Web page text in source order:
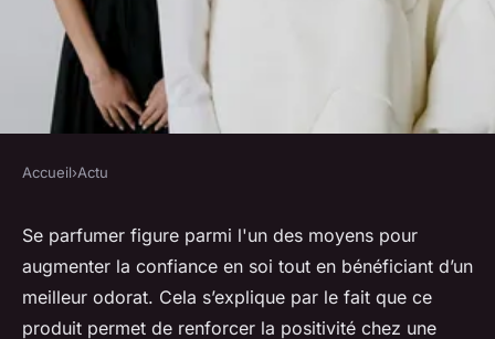
Quelques informations
précieuses à connaître sur le
parfum ameerat al arab
Accueil›Actu
Se parfumer figure parmi l'un des moyens pour
augmenter la confiance en soi tout en bénéficiant d’un
meilleur odorat. Cela s’explique par le fait que ce
produit permet de renforcer la positivité chez une